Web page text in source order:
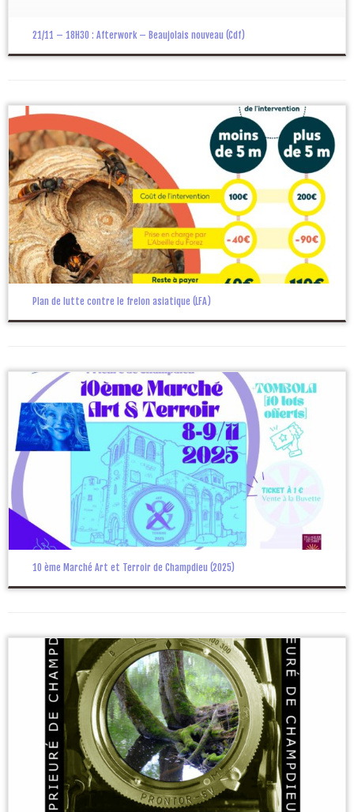
21/11 – 18H30 : Afterwork – Beaujolais nouveau (Cdf)
Plan de lutte contre le frelon asiatique (LFA)
10 ème Marché Art et Terroir de Champdieu (2025)